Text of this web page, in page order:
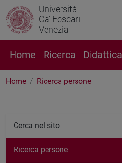
Università
Ca' Foscari
Venezia
Home Ricerca Didattica
Home Ricerca persone
Cerca nel sito
Ricerca persone